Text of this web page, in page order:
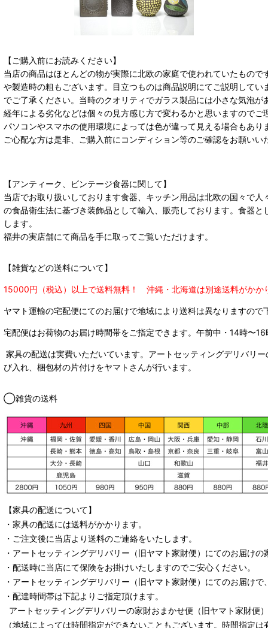
【ご購入前にお読みください】
当店の商品はほとんどの物が実際に北欧の家庭で使われていたもの
や製造時の粗もございます。目立つものは商品説明にてご説明して
でご了承ください。当時のクオリティでガラス製品には小さな気泡が
経年による劣化などは個々の見方感じ方で変わるかと思いますのでご
パソコンやスマホの使用環境によっては色が違って見える場合もあ
ご心配な方は是非、ご購入前にコンディション等のご確認をお願い
【アンティーク、ビンテージ食器に関して】
当店でお取り扱いしております食器、キッチン用品は北欧の国々で
の食品衛生法に基づき装飾品として輸入、販売しております。食器
します。
福井の実店舗にて商品を手に取ってご覧いただけます。
【雑貨などの送料について】
15000円（税込）以上で送料無料！ 沖縄・北海道は別途送料がかか
ヤマト運輸の宅配便にてのお届けで地域により送料は異なりますので
宅配便はお荷物のお届け時間帯をご指定できます。 午前中・14時〜
家具の配送は実費いただいています。アートセッティングデリバリ
び入れ、梱包材の片付けをヤマトさんが行います。
◯雑貨の送料
【家具の配送について】
・家具の配送には送料がかかります。
・ご注文後に当店より送料のご連絡をいたします。
・ アートセッティングデリバリー （旧ヤマト家財便） にてのお届けの
・配送時に当店にて保険をお掛けいたしますのでご安心ください。
・ アートセッティングデリバリー （旧ヤマト家財便） にてのお届けで
・配達時間帯は下記よりご指定頂けます。
アートセッティングデリバリーの家財おまかせ便 （旧ヤマト家財便
（地域によっては時間指定ができないこともございます。時間指定